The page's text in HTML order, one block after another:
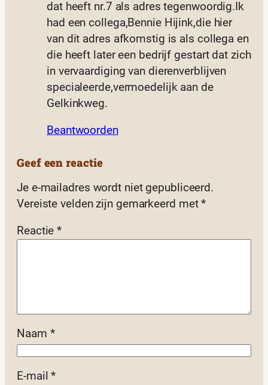
dat heeft nr.7 als adres tegenwoordig.Ik
had een collega,Bennie Hijink,die hier
van dit adres afkomstig is als collega en
die heeft later een bedrijf gestart dat zich
in vervaardiging van dierenverblijven
specialeerde,vermoedelijk aan de
Gelkinkweg.
Beantwoorden
Geef een reactie
Je e-mailadres wordt niet gepubliceerd.
Vereiste velden zijn gemarkeerd met*
Reactie*
Naam *
E-mail*